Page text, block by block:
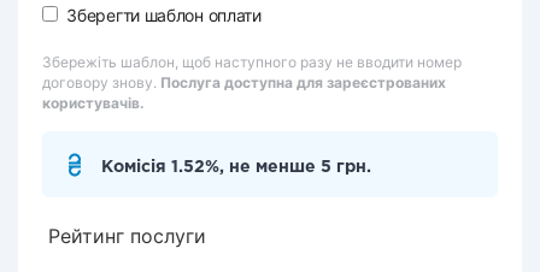
Зберегти шаблон оплати
Збережіть шаблон, щоб наступного разу не вводити номер
договору знову. Послуга доступна для зареєстрованих
користувачів.
Комісія 1.52%, не менше 5 грн.
Рейтинг послуги